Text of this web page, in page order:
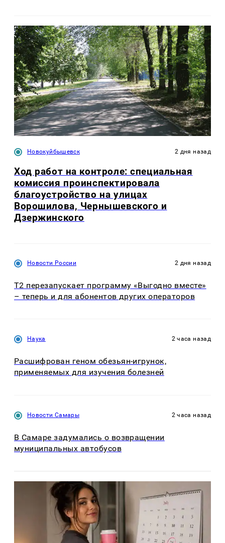
Новокуйбышевск 2 дня назад
Ход работ на контроле: специальная
комиссия проинспектировала
благоустройство на улицах
Ворошилова, Чернышевского и
Дзержинского
Новости России 2 дня назад
Т2 перезапускает программу «Выгодно вместе»
– теперь и для абонентов других операторов
Наука 2 часа назад
Расшифрован геном обезьян-игрунок,
применяемых для изучения болезней
Новости Самары 2 часа назад
В Самаре задумались о возвращении
муниципальных автобусов